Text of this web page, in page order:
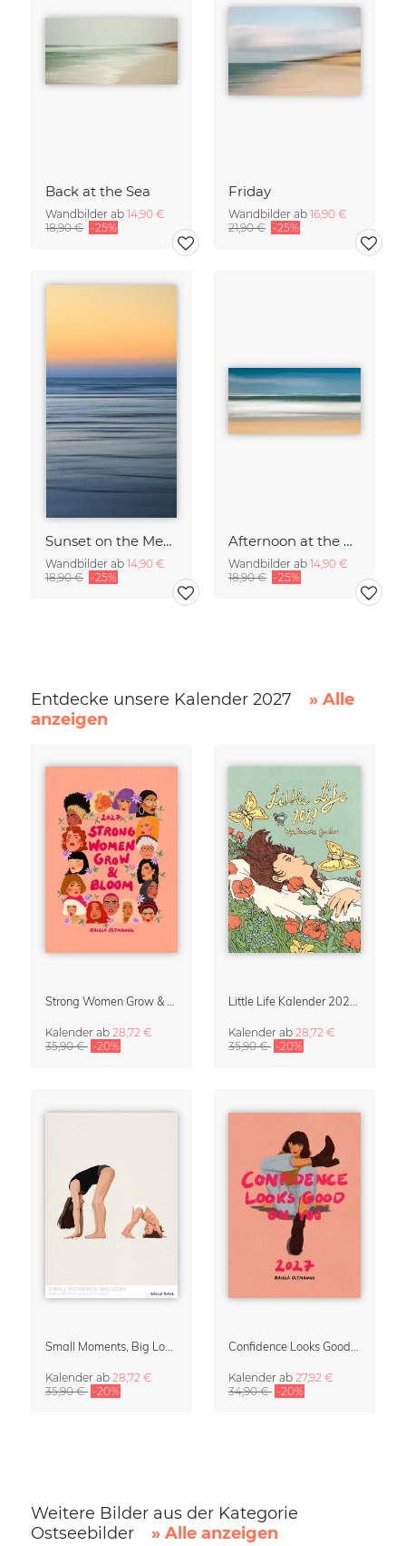
Back at the Sea
Wandbilder ab 14,90 €
18,90 € -25%
Friday
Wandbilder ab 16,90 €
21,90 € -25%
Sunset on the Mediterranean
Wandbilder ab 14,90 €
18,90 € -25%
Afternoon at the North Sea
Wandbilder ab 14,90 €
18,90 € -25%
Entdecke unsere Kalender 2027
» Alle
anzeigen
Kalender ab 28,72 €
35,90 € -20%
Kalender ab 28,72 €
35,90 € -20%
Kalender ab 28,72 €
35,90 € -20%
Kalender ab 27,92 €
34,90 € -20%
Weitere Bilder aus der Kategorie
Ostseebilder
» Alle anzeigen